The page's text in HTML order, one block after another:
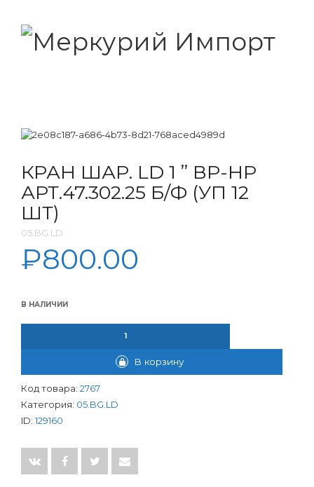
КРАН ШАР. LD 1 ” ВР-НР
АРТ.47.302.25 Б/Ф (УП 12
ШТ)
05.BG.LD
₽800.00
В НАЛИЧИИ
В корзину
Код товара: 2767
Категория: 05.BG.LD
ID: 129160